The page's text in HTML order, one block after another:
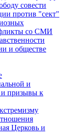
совести
против "сект"
со СМИ
и обществе
и
и призывы к
Церковь и